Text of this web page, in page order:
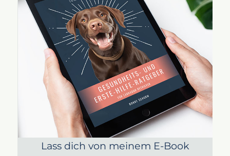
auf die Gesundheit
Tipps zur Stärkung der Bindung
Fazit
Lass dich von meinem E-Book